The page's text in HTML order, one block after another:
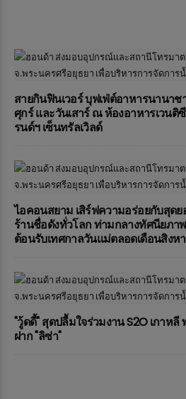
สายกินฟินเวอร์ บุฟเฟ่ต์อาหารนานา
ศุกร์ และวันเสาร์ ณ ห้องอาหารเวนติ
รนด์ฯ เซ็นทรัลเวิลด์
ไอคอนสยาม เสิร์ฟความอร่อยกับสุด
ร้านชื่อดังทั่วโลก ท่ามกลางทัศนียภา
ต้อนรับเทศกาลวันแม่ตลอดเดือนสิงห
"วู้ดดี้" สุดปลื้มใจร่วมงาน S2O เกาห
ฝาก "ลิซ่า"